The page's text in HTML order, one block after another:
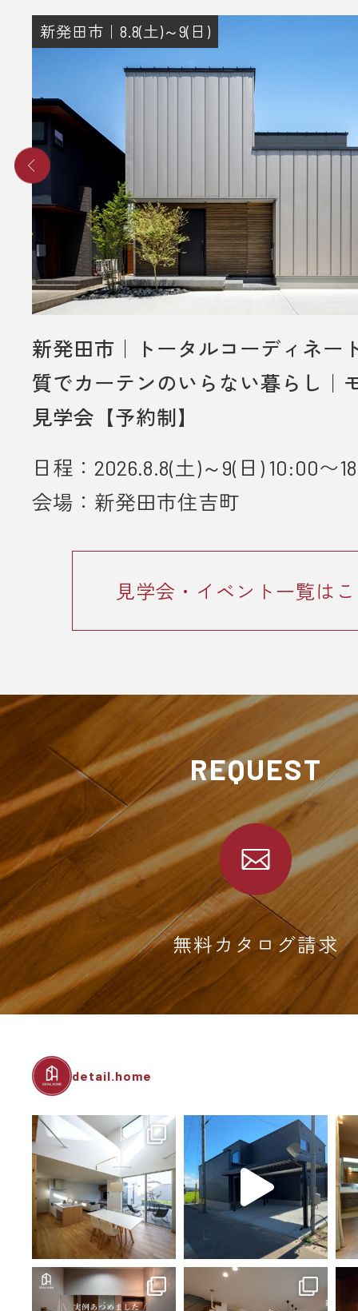
りさせていただきます。
■ その他、プレゼントに関する注意
み対象とさせていだきます。
・これから住宅の建築やリフォーム
事をご検討されているお客様のみ対
ていただきます。
・プレゼントは、1名様（1家族様）1
させていただきます。
・過去に資料請求などでプレゼント
ただいた方は対象外とさせていただ
・未成年者様のみのご来場は対象外
いただきます。
・弊社のアンケートにご協力してい
とが条件となります。
■ 個人情報の取り扱いについて
・ご入力いただきました情報は「
新発田市｜8.8(土)～9(日)
新発田市｜トータルコーディネー
質でカーテンのいらない暮らし｜
見学会【予約制】
日程：2026.8.8(土)～9(日) 10:00〜
会場：新発田市住吉町
見学会・イベント一覧は
REQUEST
無料カタログ請求
detail.home